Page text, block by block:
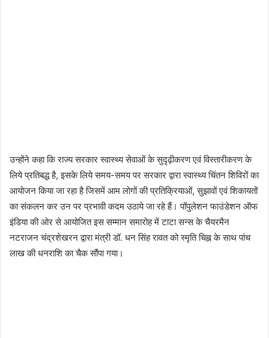
उन्होंने कहा कि राज्य सरकार स्वास्थ्य सेवाओं के सुदृढ़ीकरण एवं विस्तारीकरण के
लिये प्रतिबद्ध है, इसके लिये समय-समय पर सरकार द्वारा स्वास्थ्य चिंतन शिविरों का
आयोजन किया जा रहा है जिसमें आम लोगों की प्रतिक्रियाओं, सुझावों एवं शिकायतों
का संकलन कर उन पर प्रभावी कदम उठाये जा रहे हैं। पॉपुलेशन फाउंडेशन ऑफ
इंडिया की ओर से आयोजित इस सम्मान समारोह में टाटा सन्स के चैयरमैन
नटराजन चंद्रशेखरन द्वारा मंत्री डॉ. धन सिंह रावत को स्मृति चिह्न के साथ पांच
लाख की धनराशि का चैक सौंपा गया।